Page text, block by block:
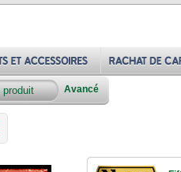
Avancé